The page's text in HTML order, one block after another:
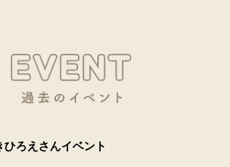
ひろえさんイベント